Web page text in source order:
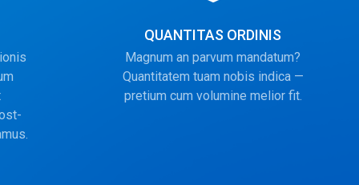
QUANTITAS ORDINIS
Magnum an parvum mandatum?
Quantitatem tuam nobis indica —
pretium cum volumine melior fit.